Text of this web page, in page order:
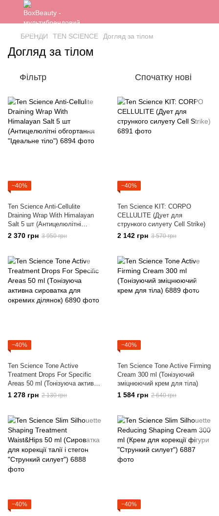
БРЕНДИ TEN SCIENCE Догляд за тілом
Догляд за тілом
Фільтр Спочатку нові
−40%
Ten Science Anti-Cellulite
Draining Wrap With Himalayan
Salt 5 шт (Антицелюлітні
обгортання "Ідеальне тіло")
2 370 грн 3 950 грн
−40%
Ten Science KIT: CORPO
CELLULITE (Дует для
стрункого силуету Cell Strike)
2 142 грн 3 570 грн
−40%
Ten Science Tone Active
Treatment Drops For Specific
Areas 50 ml (Тонізуюча активна
сироватка для окремих
ділянок)
1 278 грн 2 130 грн
−40%
Ten Science Tone Active Firming
Cream 300 ml (Тонізуючий
зміцнюючий крем для тіла)
1 584 грн 2 640 грн
−40% −40%